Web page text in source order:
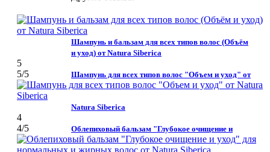
Шампунь и бальзам для всех типов волос (Объём
и уход) от Natura Siberica
5
5/5 Шампунь для всех типов волос "Объем и уход" от
Natura Siberica
4
4/5 Облепиховый бальзам "Глубокое очищение и